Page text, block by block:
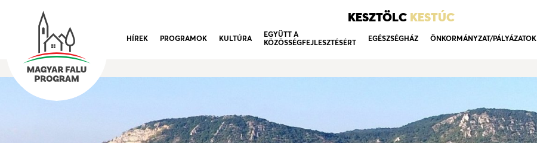
KESZTÖLC KESTÚC
HÍREK PROGRAMOK KULTÚRA
EGYÜTT A
KÖZÖSSÉGFEJLESZTÉSÉRT
EGÉSZSÉGHÁZ ÖNKORMÁNYZAT/PÁLYÁZATOK